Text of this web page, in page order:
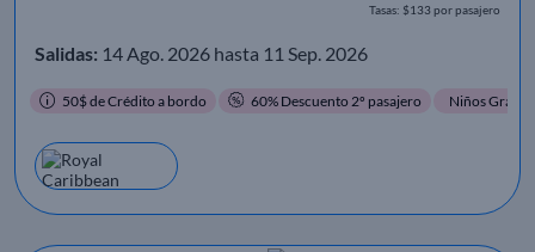
Tasas: $133 por pasajero
Salidas: 14 Ago. 2026 hasta 11 Sep. 2026
50$ de Crédito a bordo 60% Descuento 2º pasajero Niños Gratis